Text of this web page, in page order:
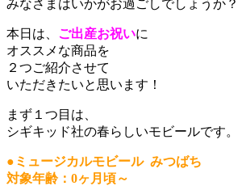
みなさまはいかがお過ごしでしょうか？
本日は、 ご出産お祝いに
オススメな商品を
２つご紹介させて
いただきたいと思います！
まず１つ目は、
シギキッド社の春らしいモビールです。
●ミュージカルモビール みつばち
対象年齢：0ヶ月頃～